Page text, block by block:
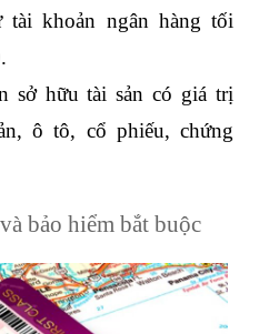
tài khoản ngân hàng tối
sở hữu tài sản có giá trị
ô tô, cổ phiếu, chứng
bảo hiểm bắt buộc